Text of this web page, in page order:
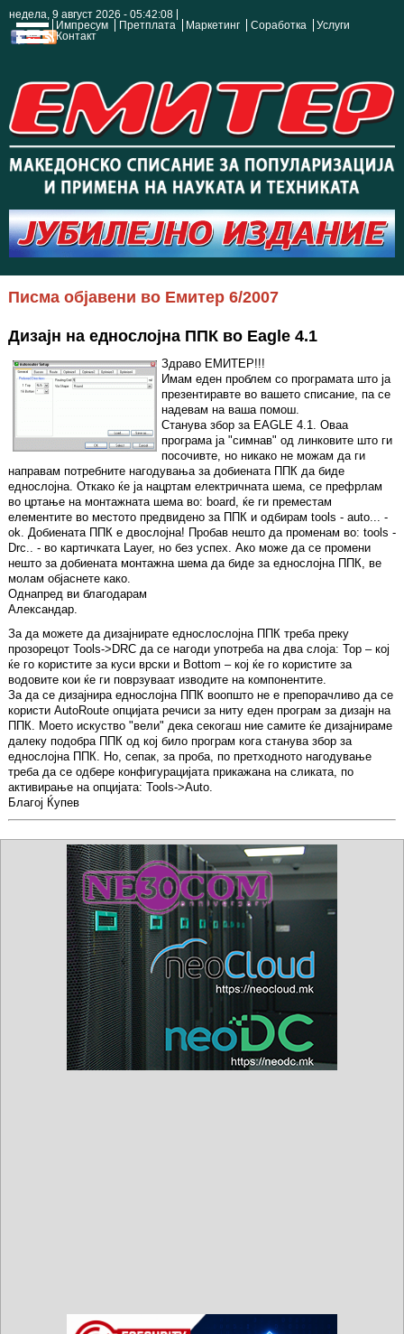
недела, 9 август 2026 - 05:42:08
Импресум
Претплата Маркетинг Соработка
Услуги
Контакт
Писма објавени во Емитер 6/2007
Дизајн на еднослојна ППК во Eagle 4.1
Здраво ЕМИТЕР!!!
Имам еден проблем со програмата што ја
презентиравте во вашето списание, па се
надевам на ваша помош.
Станува збор за EAGLE 4.1. Оваа
програма ја "симнав" од линковите што ги
посочивте, но никако не можам да ги
направам потребните нагодувања за добиената ППК да биде
еднослојна. Откако ќе ја нацртам електричната шема, се префрлам
во цртање на монтажната шема во: board, ќе ги преместам
елементите во местото предвидено за ППК и одбирам tools - auto... -
ok. Добиената ППК е двослојна! Пробав нешто да променам во: tools -
Drc.. - во картичката Layer, но без успех. Ако може да се промени
нешто за добиената монтажна шема да биде за еднослојна ППК, ве
молам објаснете како.
Однапред ви благодарам
Александар.
За да можете да дизајнирате еднослослојна ППК треба преку
прозорецот Tools->DRC да се нагоди употреба на два слоја: Top – кој
ќе го користите за куси врски и Bottom – кој ќе го користите за
водовите кои ќе ги поврзуваат изводите на компонентите.
За да се дизајнира еднослојна ППК воопшто не е препорачливо да се
користи AutoRoute опцијата речиси за ниту еден програм за дизајн на
ППК. Моето искуство "вели" дека секогаш ние самите ќе дизајнираме
далеку подобра ППК од кој било програм кога станува збор за
еднослојна ППК. Но, сепак, за проба, по претходното нагодување
треба да се одбере конфигурацијата прикажана на сликата, по
активирање на опцијата: Tools->Auto.
Благој Ќупев